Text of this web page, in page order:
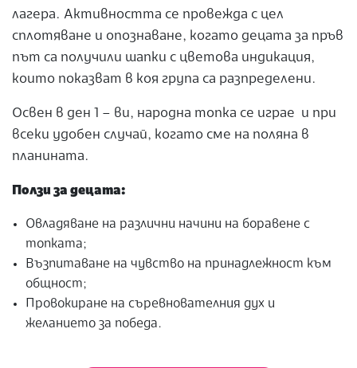
лагера. Активността се провежда с цел
сплотяване и опознаване, когато децата за пръв
път са получили шапки с цветова индикация,
които показват в коя група са разпределени.
Освен в ден 1 – ви, народна топка се играе и при
всеки удобен случай, когато сме на поляна в
планината.
Ползи за децата:
Овладяване на различни начини на боравене с
топката;
Възпитаване на чувство на принадлежност към
общност;
Провокиране на съревнователния дух и
желанието за победа.